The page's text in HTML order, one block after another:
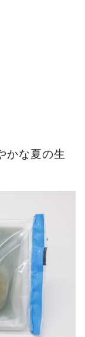
かな夏の生